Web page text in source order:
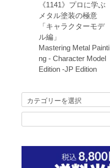
《1141》プロに学ぶ
メタル塗装の極意
「キャラクターモデ
ル編」
Mastering Metal Painti
ng - Character Model
Edition -JP Edition